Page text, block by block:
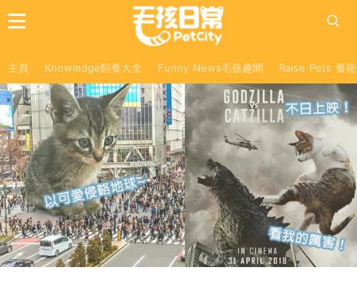
主頁 Knowledge飼養大全 Funny News毛孩趣聞 Raise Pets 養